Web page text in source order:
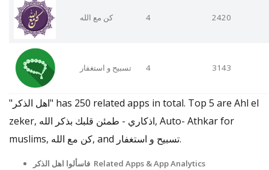
كن مع الله 4 2420
تسبيح و استغفار 4 3143
"اهل الذكر" has 250 related apps in total. Top 5 are Ahl el
zeker, اذكاري - طمئن قلبك بذكر الله, Auto- Athkar for
muslims, كن مع الله, and تسبيح و استغفار.
فاسألوا اهل الذكر Related Apps & App Analytics